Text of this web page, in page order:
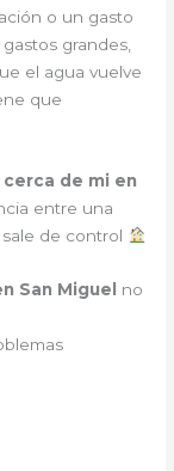
o un gasto
grandes,
el agua vuelve
que
de mi en
entre una
de control
San Miguel no